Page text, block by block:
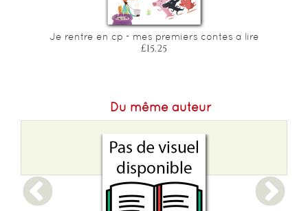
Je rentre en cp - mes premiers contes a lire
£15.25
Du même auteur